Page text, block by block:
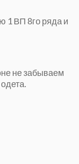
1 ВП 8го ряда и
не забываем